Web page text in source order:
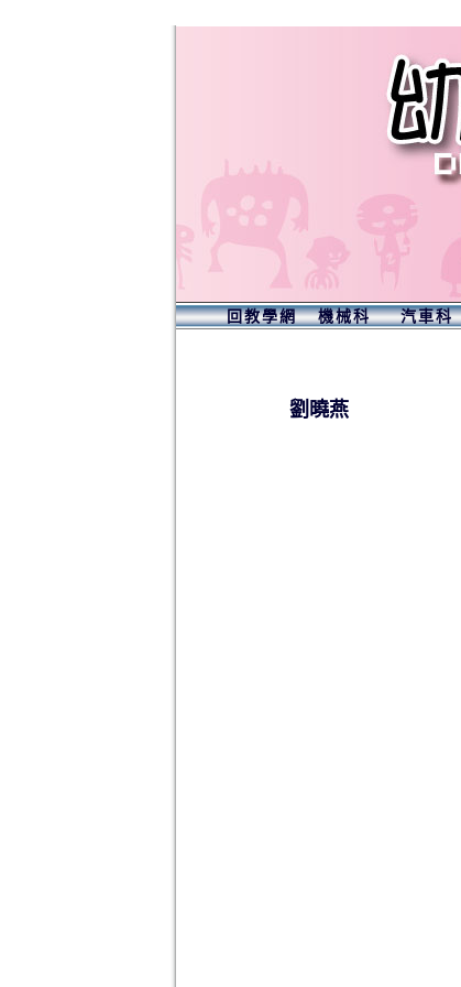
回教學網 機械科 汽車科
劉曉燕